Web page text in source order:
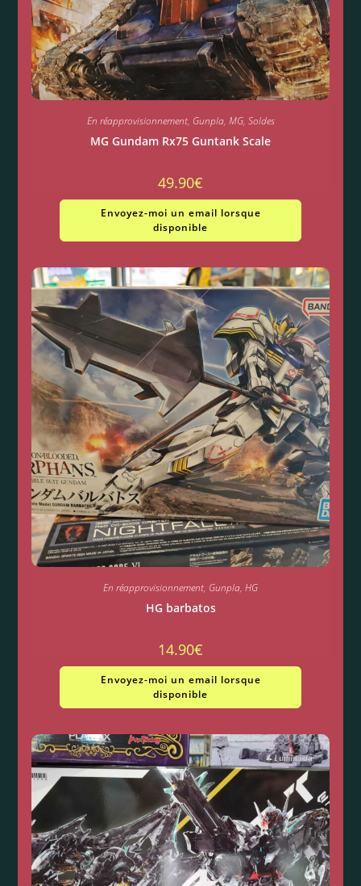
En réapprovisionnement, Gunpla, MG, Soldes
MG Gundam Rx75 Guntank Scale
49.90€
Envoyez-moi un email lorsque
disponible
En réapprovisionnement, Gunpla, HG
HG barbatos
14.90€
Envoyez-moi un email lorsque
disponible